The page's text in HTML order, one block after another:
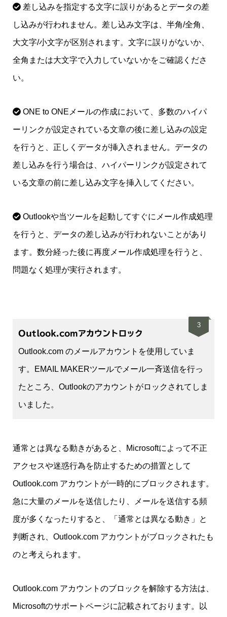
差し込みを指定する文字に誤りがあるとデータの差
し込みが行われません。差し込み文字は、半角/全角、
大文字/小文字が区別されます。文字に誤りがないか、
全角または大文字で入力していないかをご確認くださ
い。
ONE to ONEメールの作成において、多数のハイパ
ーリンクが設定されている文章の後に差し込みの設定
を行うと、正しくデータが挿入されません。データの
差し込みを行う場合は、ハイパーリンクが設定されて
いる文章の前に差し込み文字を挿入してください。
Outlookや当ツールを起動してすぐにメール作成処理
を行うと、データの差し込みが行われないことがあり
ます。数分経った後に再度メール作成処理を行うと、
問題なく処理が実行されます。
3
Outlook.comアカウントロック
Outlook.com のメールアカウントを使用していま
す。EMAIL MAKERツールでメール一斉送信を行っ
たところ、Outlookのアカウントがロックされてしま
いました。
通常とは異なる動きがあると、Microsoftによって不正
アクセスや迷惑行為を防止するための措置として
Outlook.com アカウントが一時的にブロックされます。
急に大量のメールを送信したり、メールを送信する頻
度が多くなったりすると、「通常とは異なる動き」と
判断され、Outlook.com アカウントがブロックされたも
のと考えられます。
Outlook.com アカウントのブロックを解除する方法は、
Microsoftのサポートページに記載されております。以